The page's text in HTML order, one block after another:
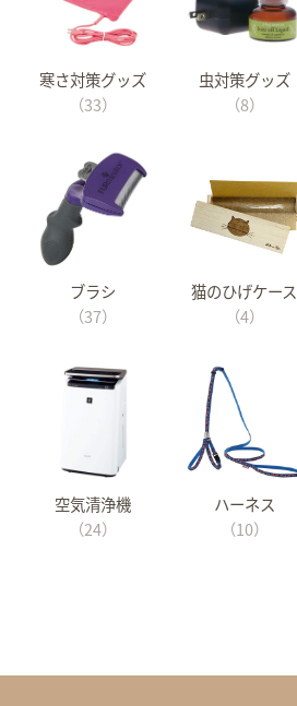
寒さ対策グッズ
（33）
虫対策グッズ
（8）
ブラシ
（37）
猫のひげケース
（4）
空気清浄機
（24）
ハーネス
（10）